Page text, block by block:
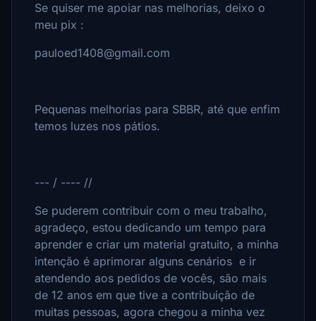
Se quiser me apoiar nas melhorias, deixo o
meu pix :
pauloed1408@gmail.com
Pequenas melhorias para SBBR, até que enfim
temos luzes nos pátios.
--- / ---- //
Se puderem contribuir com o meu trabalho,
agradeço, estou dedicando um tempo para
aprender e criar um material gratuito, a minha
intenção é aprimorar alguns cenários e ir
atendendo aos pedidos de vocês, são mais
de 12 anos em que tive a contribuição de
muitas pessoas, agora chegou a minha vez